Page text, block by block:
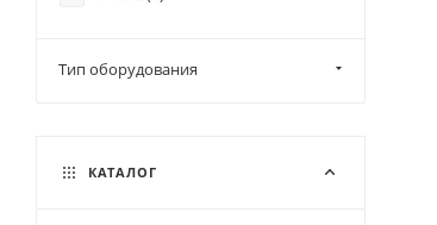
Тип оборудования
КАТАЛОГ